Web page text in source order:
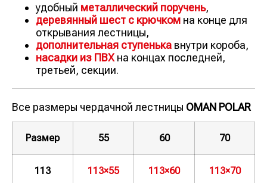
удобный металлический поручень,
деревянный шест с крючком на конце для
открывания лестницы,
дополнительная ступенька внутри короба,
насадки из ПВХна концах последней,
третьей, секции.
Все размеры чердачной лестницы OMAN POLAR
Размер 55 60 70
113 113×55 113×60 113×70